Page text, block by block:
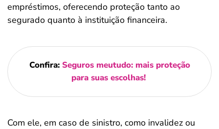
empréstimos, oferecendo proteção tanto ao
segurado quanto à instituição financeira.
Confira: Seguros meutudo: mais proteção
para suas escolhas!
Com ele, em caso de sinistro, como invalidez ou